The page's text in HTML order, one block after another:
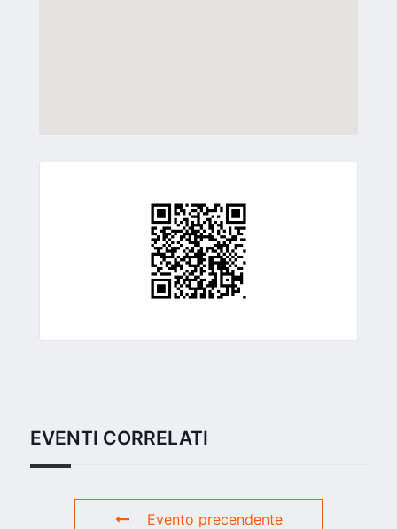
EVENTI CORRELATI
Evento precendente